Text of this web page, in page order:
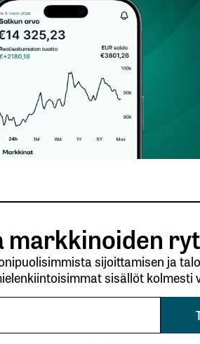
Sähköpostiosoitteesi
markkinoiden
sijoittamisen ja
sisällöt kolmesti